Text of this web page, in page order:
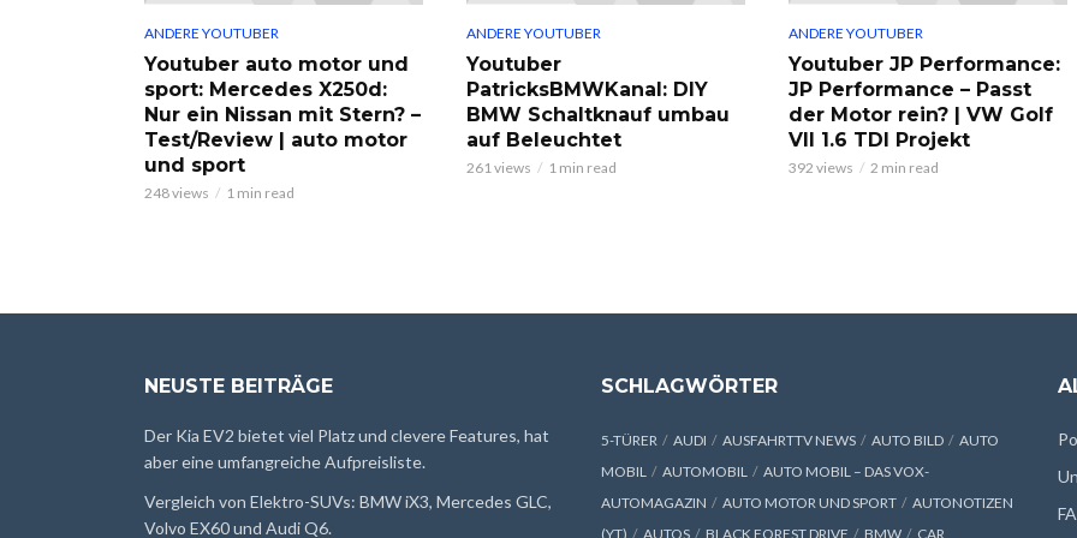
ANDERE YOUTUBER
Youtuber auto motor und
sport: Mercedes X250d:
Nur ein Nissan mit Stern? –
Test/Review | auto motor
und sport
248 views 1 min read
ANDERE YOUTUBER
Youtuber
PatricksBMWKanal: DIY
BMW Schaltknauf umbau
auf Beleuchtet
261 views 1 min read
ANDERE YOUTUBER
Youtuber JP Performance:
JP Performance – Passt
der Motor rein? | VW Golf
VII 1.6 TDI Projekt
392 views 2 min read
NEUSTE BEITRÄGE
Der Kia EV2 bietet viel Platz und clevere Features, hat
aber eine umfangreiche Aufpreisliste.
Vergleich von Elektro-SUVs: BMW iX3, Mercedes GLC,
Volvo EX60 und Audi Q6.
SCHLAGWÖRTER
5-TÜRER AUDI AUSFAHRTTV NEWS AUTO BILD
AUTO
MOBIL
AUTOMOBIL
AUTO MOBIL – DAS VOX-
AUTOMAGAZIN
AUTO MOTOR UND SPORT
AUTONOTIZEN
(YT)
AUTOS BLACK FOREST DRIVE BMW CAR